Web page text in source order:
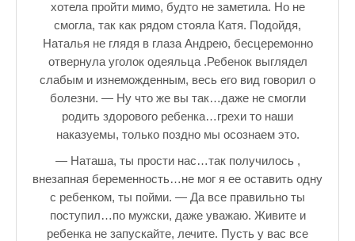
хотела пройти мимо, будто не заметила. Но не
смогла, так как рядом стояла Катя. Подойдя,
Наталья не глядя в глаза Андрею, бесцеремонно
отвернула уголок одеяльца .Ребенок выглядел
слабым и изнеможденным, весь его вид говорил о
болезни. — Ну что же вы так…даже не смогли
родить здорового ребенка…грехи то наши
наказуемы, только поздно мы осознаем это.
— Наташа, ты прости нас…так получилось ,
внезапная беременность…не мог я ее оставить одну
с ребенком, ты пойми. — Да все правильно ты
поступил…по мужски, даже уважаю. Живите и
ребенка не запускайте, лечите. Пусть у вас все